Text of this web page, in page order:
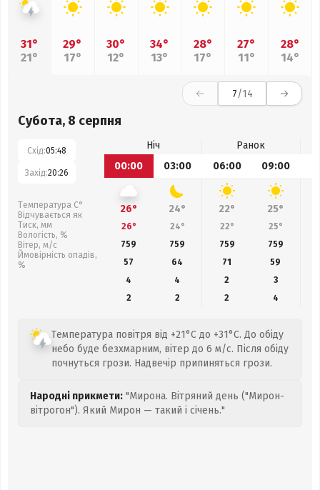
31°
21°
29°
17°
30°
12°
34°
13°
28°
17°
27°
11°
28°
14°
7/14
Субота, 8 серпня
Схід:05:48
Захід:20:26
Температура С°
Відчувається як
Тиск, мм
Вологість, %
Вітер, м/с
Ймовірність опадів,
%
Ніч
Ранок
00:00
03:00 06:00 09:00
26° 24° 22° 25°
26° 24° 22° 25°
759
759 759 759
57
64 71 59
4
4 2
3
2
2 2 4
Температура повітря від +21°C до +31°C. До обіду
небо буде безхмарним, вітер до 6 м/с. Після обіду
почнуться грози. Надвечір припиняться грози.
Народні прикмети: "Мирона. Вітряний день ("Мирон-
вітрогон"). Який Мирон — такий і січень."